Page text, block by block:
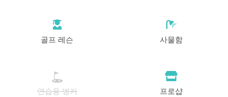
골프 레슨 사물함
연습용 벙커 프로샵